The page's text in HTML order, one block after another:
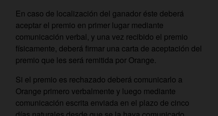
En caso de localización del ganador éste deberá
aceptar el premio en primer lugar mediante
comunicación verbal, y una vez recibido el premio
físicamente, deberá firmar una carta de aceptación del
premio que les será remitida por Orange.
Si el premio es rechazado deberá comunicarlo a
Orange primero verbalmente y luego mediante
comunicación escrita enviada en el plazo de cinco